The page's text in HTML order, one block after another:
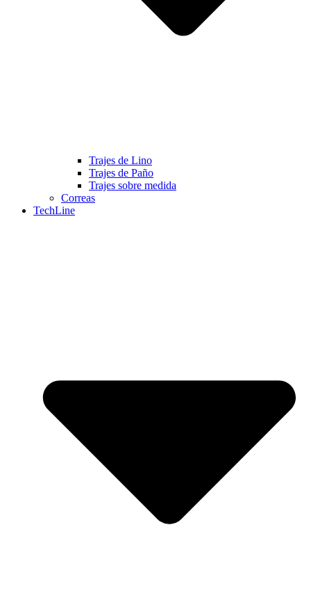
Trajes de Lino
Trajes de Paño
Trajes sobre medida
Correas
TechLine